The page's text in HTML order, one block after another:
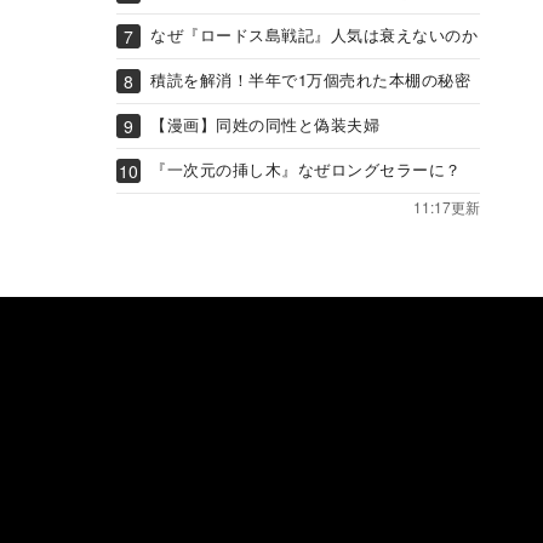
なぜ『ロードス島戦記』人気は衰えないのか
積読を解消！半年で1万個売れた本棚の秘密
【漫画】同姓の同性と偽装夫婦
『一次元の挿し木』なぜロングセラーに？
11:17更新